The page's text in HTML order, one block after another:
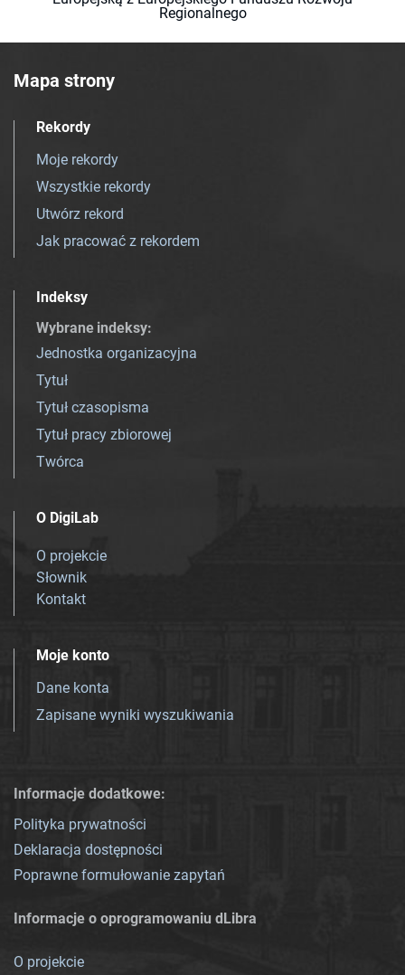
Regionalnego
Mapa strony
Rekordy
Moje rekordy
Wszystkie rekordy
Utwórz rekord
Jak pracować z rekordem
Indeksy
Wybrane indeksy:
Jednostka organizacyjna
Tytuł
Tytuł czasopisma
Tytuł pracy zbiorowej
Twórca
O DigiLab
O projekcie
Słownik
Kontakt
Moje konto
Dane konta
Zapisane wyniki wyszukiwania
Informacje dodatkowe:
Polityka prywatności
Deklaracja dostępności
Poprawne formułowanie zapytań
Informacje o oprogramowaniu dLibra
O projekcie